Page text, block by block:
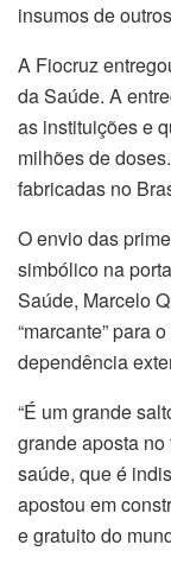
insumos de
A Fiocruz
da Saúde. A
as instituições e
milhões de
fabricadas no
O envio das
simbólico na
Saúde, Marcelo
“marcante” para
dependência
“É um grande
grande aposta
saúde, que é
apostou em
e gratuito do